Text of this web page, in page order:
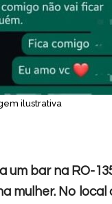
ilustrativa
um bar na RO-
mulher. No